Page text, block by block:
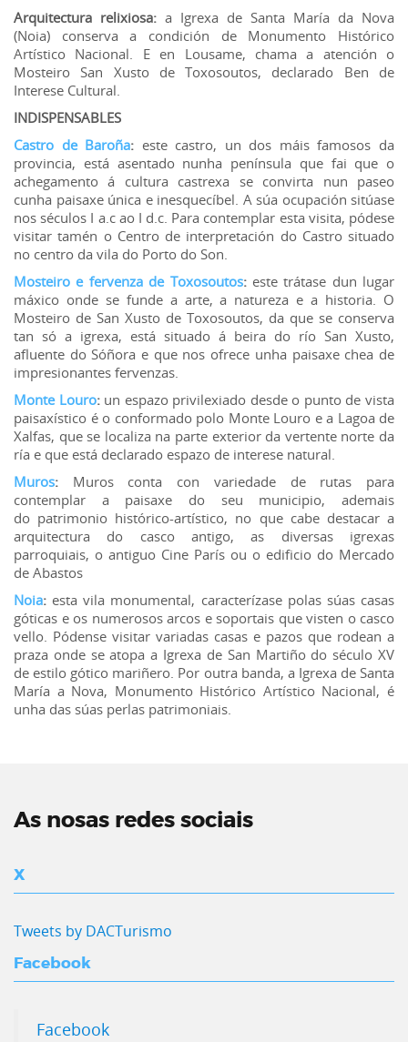
Arquitectura relixiosa: a Igrexa de Santa María da Nova
(Noia) conserva a condición de Monumento Histórico
Artístico Nacional. E en Lousame, chama a atención o
Mosteiro San Xusto de Toxosoutos, declarado Ben de
Interese Cultural.
INDISPENSABLES
Castro de Baroña: este castro, un dos máis famosos da
provincia, está asentado nunha península que fai que o
achegamento á cultura castrexa se convirta nun paseo
cunha paisaxe única e inesquecíbel. A súa ocupación sitúase
nos séculos I a.c ao I d.c. Para contemplar esta visita, pódese
visitar tamén o Centro de interpretación do Castro situado
no centro da vila do Porto do Son.
Mosteiro e fervenza de Toxosoutos: este trátase dun lugar
máxico onde se funde a arte, a natureza e a historia. O
Mosteiro de San Xusto de Toxosoutos, da que se conserva
tan só a igrexa, está situado á beira do río San Xusto,
afluente do Sóñora e que nos ofrece unha paisaxe chea de
impresionantes fervenzas.
Monte Louro: un espazo privilexiado desde o punto de vista
paisaxístico é o conformado polo Monte Louro e a Lagoa de
Xalfas, que se localiza na parte exterior da vertente norte da
ría e que está declarado espazo de interese natural.
Muros: Muros conta con variedade de rutas para
contemplar a paisaxe do seu municipio, ademais
do patrimonio histórico-artístico, no que cabe destacar a
arquitectura do casco antigo, as diversas igrexas
parroquiais, o antiguo Cine París ou o edificio do Mercado
de Abastos
Noia: esta vila monumental, caracterízase polas súas casas
góticas e os numerosos arcos e soportais que visten o casco
vello. Pódense visitar variadas casas e pazos que rodean a
praza onde se atopa a Igrexa de San Martiño do século XV
de estilo gótico mariñero. Por outra banda, a Igrexa de Santa
María a Nova, Monumento Histórico Artístico Nacional, é
unha das súas perlas patrimoniais.
As nosas redes sociais
X
Tweets by DACTurismo
Facebook
Facebook